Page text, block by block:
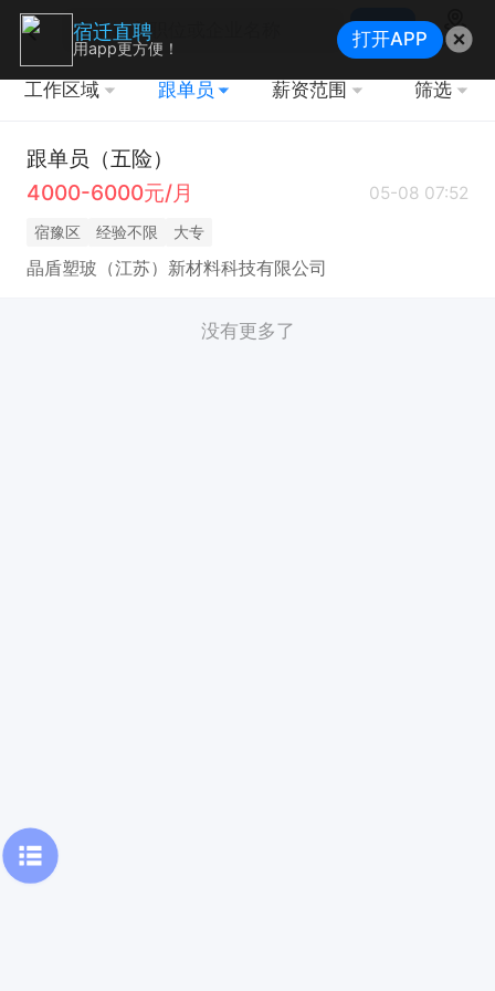
搜索
地图
工作区域 跟单员 薪资范围 筛选
跟单员（五险）
4000-6000元/月
05-08 07:52
宿豫区 经验不限 大专
晶盾塑玻（江苏）新材料科技有限公司
没有更多了
宿迁直聘
用app更方便！ 打开APP